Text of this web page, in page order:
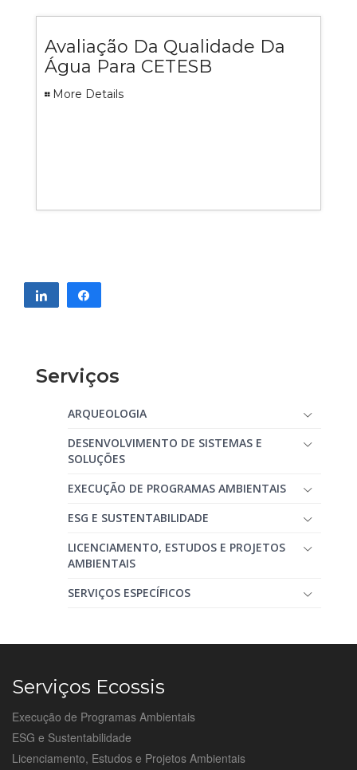
Avaliação Da Qualidade Da
Água Para CETESB
More Details
Compartilhar
Serviços
ARQUEOLOGIA
DESENVOLVIMENTO DE SISTEMAS E
SOLUÇÕES
EXECUÇÃO DE PROGRAMAS AMBIENTAIS
ESG E SUSTENTABILIDADE
LICENCIAMENTO, ESTUDOS E PROJETOS
AMBIENTAIS
SERVIÇOS ESPECÍFICOS
Serviços Ecossis
Execução de Programas Ambientais
ESG e Sustentabilidade
Licenciamento, Estudos e Projetos Ambientais